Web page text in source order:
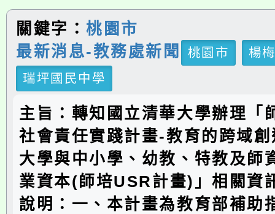
關鍵字：桃園市
最新消息-教務處新聞
桃園市
楊
瑞坪國民中學
主旨：轉知國立清華大學辦理「
社會責任實踐計畫-教育的跨域
大學與中小學、幼教、特教及師
業資本(師培USR計畫)」相關資
說明：一、本計畫為教育部補助